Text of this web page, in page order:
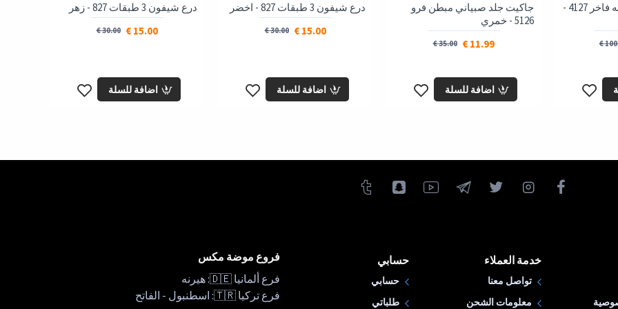
قفطان قطعتين بليسه فاخر 4127 -
جاكيت جلد صبياني مبطن فرو
5126 - خمري
11.99 €
35.00 €
اضافة للسلة
درع شيفون 3 طبقات 827 - اخضر
15.00 €
30.00 €
اضافة للسلة
درع شيفون 3 طبقات 827 - زهر
15.00 €
30.00 €
اضافة للسلة
خدمة العملاء
تواصل معنا
معلومات الشحن
حسابي
حسابي
طلباتي
فروع موضة مكس
فرع ألمانيا 🇩🇪: هيرنه
فرع تركيا 🇹🇷: اسطنبول - الفاتح